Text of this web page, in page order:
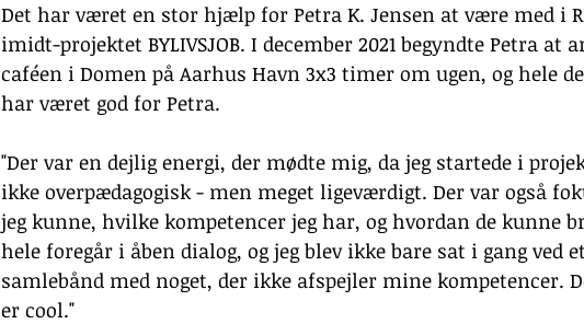
Det har været en stor hjælp for Petra K. Jensen at være med i
imidt-projektet BYLIVSJOB. I december 2021 begyndte Petra at
caféen i Domen på Aarhus Havn 3x3 timer om ugen, og hele
har været god for Petra.
"Der var en dejlig energi, der mødte mig, da jeg startede i
ikke overpædagogisk - men meget ligeværdigt. Der var også
jeg kunne, hvilke kompetencer jeg har, og hvordan de kunne
hele foregår i åben dialog, og jeg blev ikke bare sat i gang ved
samlebånd med noget, der ikke afspejler mine kompetencer.
er cool."